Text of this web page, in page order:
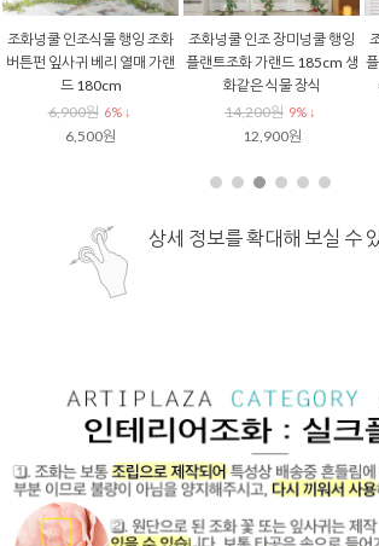
조화넝쿨 인조식물 행잉 조화
버튼펀 잎사귀 베리 열매 가랜
드 180cm
6,900원 6% ↓
6,500원
조화넝쿨 인조 장미넝쿨 행잉
플랜트조화 가랜드 185cm 생
화같은 식물 장식
14,200원 9% ↓
12,900원
상세 정보를 확대해 보실 수